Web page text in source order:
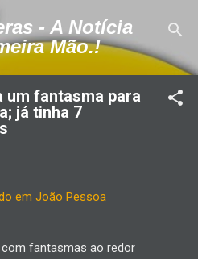
conteúdo principal
- A Notícia
Mão.!
fantasma para
já tinha 7